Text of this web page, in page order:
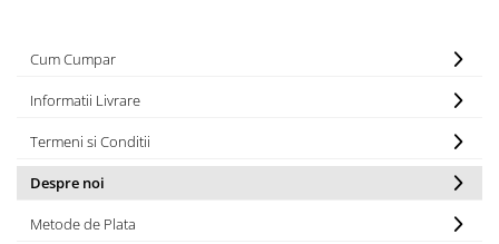
Cum Cumpar
Informatii Livrare
Termeni si Conditii
Despre noi
Metode de Plata